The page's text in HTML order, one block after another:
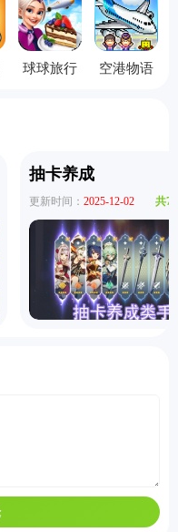
球球旅行
空港物语
抽卡养成
更新时间： 2025-12-02 共7